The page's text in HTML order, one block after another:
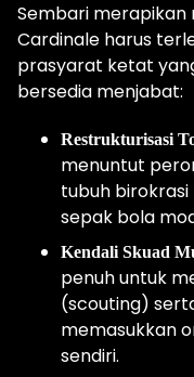
Sembari
Cardinale harus
prasyarat ketat
bersedia menjabat:
Restrukturisasi
menuntut
tubuh
sepak bola
Kendali Skuad
penuh untuk
(scouting)
memasukkan
sendiri.